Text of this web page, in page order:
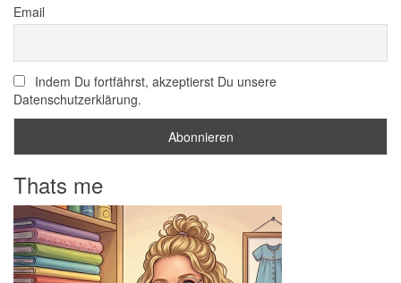
Email
Indem Du fortfährst, akzeptierst Du unsere
Datenschutzerklärung.
Thats me